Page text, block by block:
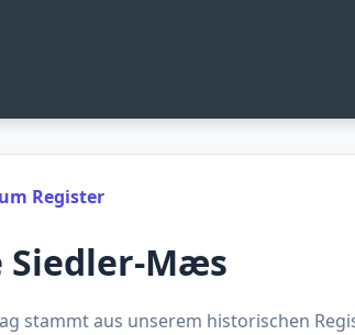
Register
Siedler-Mæs
stammt aus unserem historischen